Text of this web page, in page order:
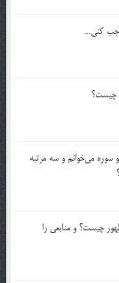
كني…
مي‌خوانم و سه مرتبه
چيست؟ و منابعي را